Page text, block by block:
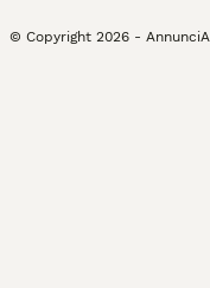
© Copyright 2026 -